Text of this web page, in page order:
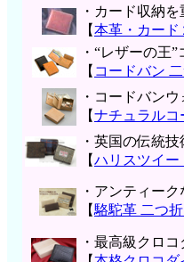
・カード収納を
【本革・カード
・“レザーの王
【 コードバン
・コードバン
【ナチュラルコ
・英国の伝統
【ハリスツイー
・アンティー
【駱駝革 二つ
・最高級クロ